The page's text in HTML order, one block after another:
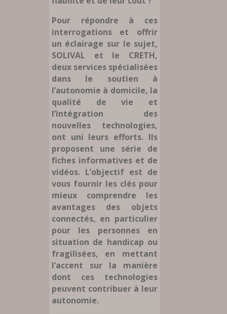
Pour répondre à ces
interrogations et offrir
un éclairage sur le sujet,
SOLIVAL et le CRETH,
deux services spécialisées
dans le soutien à
l’autonomie à domicile, la
qualité de vie et
l’intégration des
nouvelles technologies,
ont uni leurs efforts. Ils
proposent une série de
fiches informatives et de
vidéos. L’objectif est de
vous fournir les clés pour
mieux comprendre les
avantages des objets
connectés, en particulier
pour les personnes en
situation de handicap ou
fragilisées, en mettant
l’accent sur la manière
dont ces technologies
peuvent contribuer à leur
autonomie.